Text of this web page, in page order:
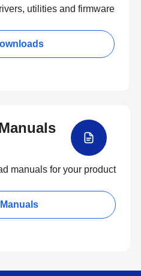
utilities and firmware.
Manuals
manuals for your product.
Manuals